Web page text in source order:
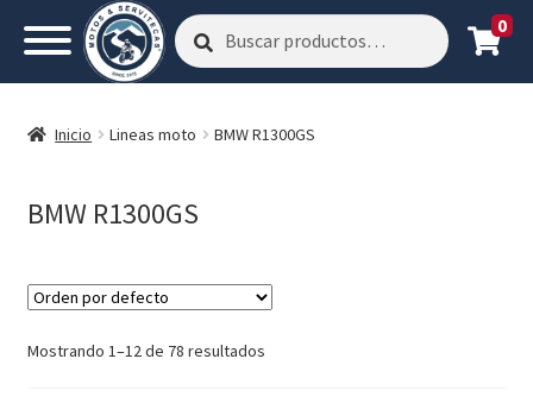
Buscar
por:
Buscar 0
Inicio Lineas moto BMW R1300GS
BMW R1300GS
Mostrando 1–12 de 78 resultados